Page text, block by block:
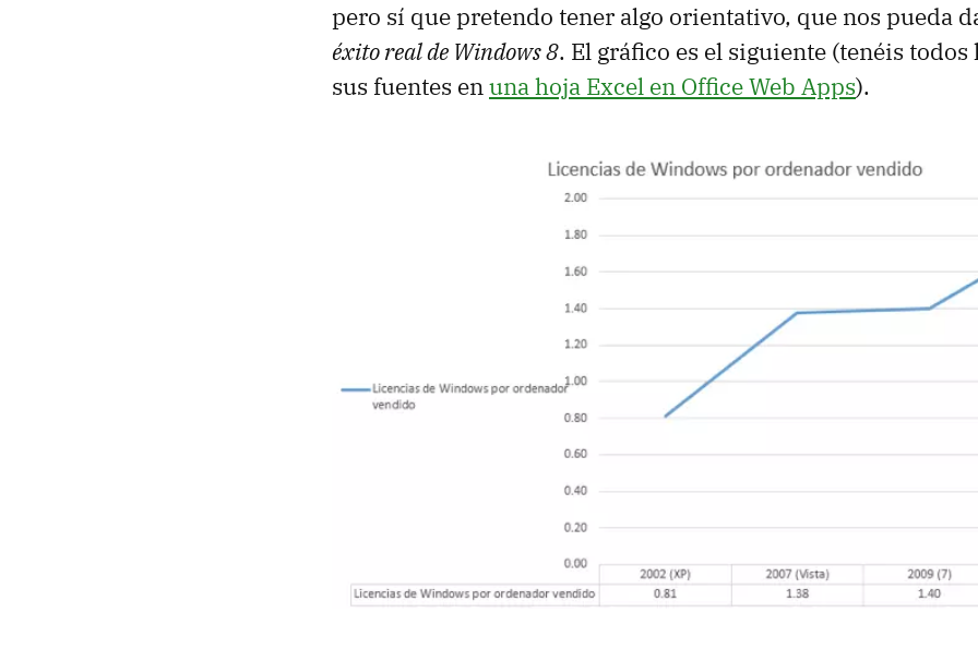
pero sí que pretendo tener algo orientativo, que nos pueda
éxito real de Windows 8. El gráfico es el siguiente (tenéis todos
sus fuentes enuna hoja Excel en Office Web Apps).